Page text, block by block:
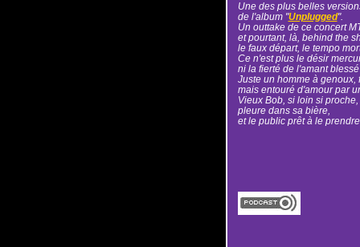
Une des plus belles
de l'album "Unplugged".
Un outtake de ce concert
et pourtant, là, behind the
le faux départ, le tempo
Ce n'est plus le désir
ni la fierté de l'amant
Juste un homme à genoux,
mais entouré d'amour par
Vieux Bob, si loin si
pleure dans sa bière,
et le public prêt à le